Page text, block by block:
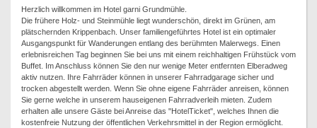
Herzlich willkommen im Hotel garni Grundmühle.
Die frühere Holz- und Steinmühle liegt wunderschön, direkt im Grünen, am
plätschernden Krippenbach. Unser familiengeführtes Hotel ist ein optimaler
Ausgangspunkt für Wanderungen entlang des berühmten Malerwegs. Einen
erlebnisreichen Tag beginnen Sie bei uns mit einem reichhaltigen Frühstück vom
Buffet. Im Anschluss können Sie den nur wenige Meter entfernten Elberadweg
aktiv nutzen. Ihre Fahrräder können in unserer Fahrradgarage sicher und
trocken abgestellt werden. Wenn Sie ohne eigene Fahrräder anreisen, können
Sie gerne welche in unserem hauseigenen Fahrradverleih mieten. Zudem
erhalten alle unsere Gäste bei Anreise das "HotelTicket", welches Ihnen die
kostenfreie Nutzung der öffentlichen Verkehrsmittel in der Region ermöglicht.